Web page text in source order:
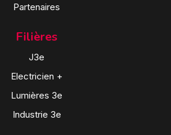
Partenaires
Filières
J3e
Electricien +
Lumières 3e
Industrie 3e